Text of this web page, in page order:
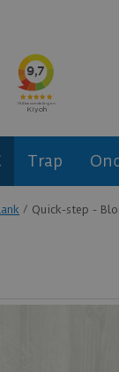
Quick-step -
Trap